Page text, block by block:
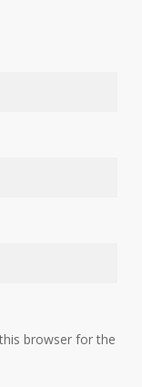
browser for the